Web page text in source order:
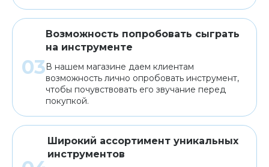
Возможность попробовать сыграть
на инструменте
В нашем магазине даем клиентам
возможность лично опробовать инструмент,
чтобы почувствовать его звучание перед
покупкой.
Широкий ассортимент уникальных
инструментов